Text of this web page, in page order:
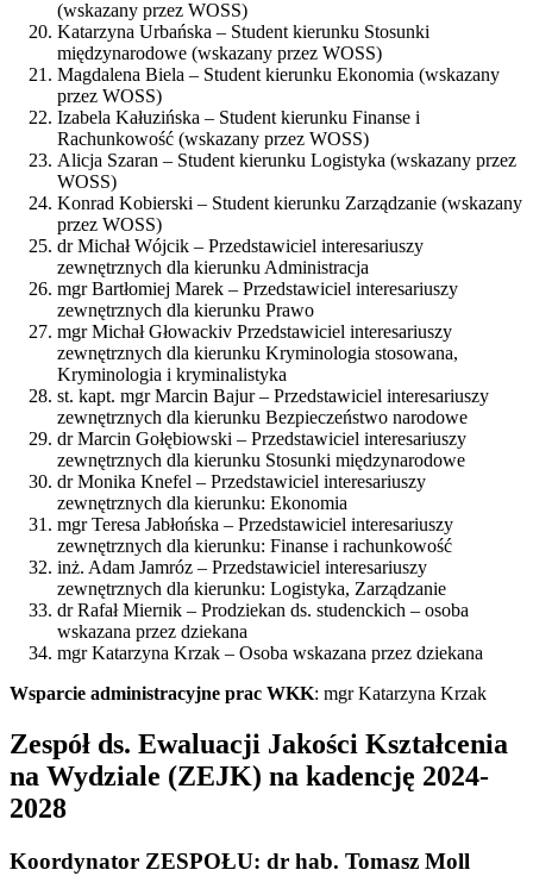
(wskazany przez WOSS)
Katarzyna Urbańska – Student kierunku Stosunki
międzynarodowe (wskazany przez WOSS)
Magdalena Biela – Student kierunku Ekonomia (wskazany
przez WOSS)
Izabela Kałuzińska – Student kierunku Finanse i
Rachunkowość (wskazany przez WOSS)
Alicja Szaran – Student kierunku Logistyka (wskazany przez
WOSS)
Konrad Kobierski – Student kierunku Zarządzanie (wskazany
przez WOSS)
dr Michał Wójcik – Przedstawiciel interesariuszy
zewnętrznych dla kierunku Administracja
mgr Bartłomiej Marek – Przedstawiciel interesariuszy
zewnętrznych dla kierunku Prawo
mgr Michał Głowackiv Przedstawiciel interesariuszy
zewnętrznych dla kierunku Kryminologia stosowana,
Kryminologia i kryminalistyka
st. kapt. mgr Marcin Bajur – Przedstawiciel interesariuszy
zewnętrznych dla kierunku Bezpieczeństwo narodowe
dr Marcin Gołębiowski – Przedstawiciel interesariuszy
zewnętrznych dla kierunku Stosunki międzynarodowe
dr Monika Knefel – Przedstawiciel interesariuszy
zewnętrznych dla kierunku: Ekonomia
mgr Teresa Jabłońska – Przedstawiciel interesariuszy
zewnętrznych dla kierunku: Finanse i rachunkowość
inż. Adam Jamróz – Przedstawiciel interesariuszy
zewnętrznych dla kierunku: Logistyka, Zarządzanie
dr Rafał Miernik – Prodziekan ds. studenckich – osoba
wskazana przez dziekana
mgr Katarzyna Krzak – Osoba wskazana przez dziekana
Wsparcie administracyjne prac WKK: mgr Katarzyna Krzak
Zespół ds. Ewaluacji Jakości Kształcenia
na Wydziale (ZEJK) na kadencję 2024-
2028
Koordynator ZESPOŁU: dr hab. Tomasz Moll